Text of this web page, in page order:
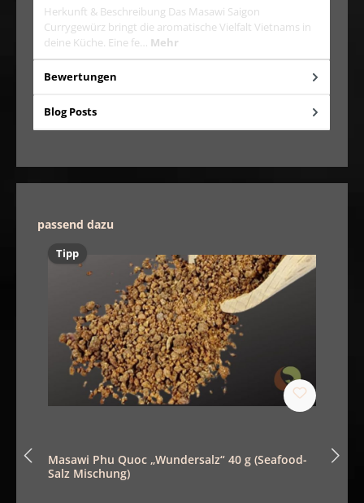
Herkunft & Beschreibung Das Masawi Saigon
Currygewürz bringt die aromatische Vielfalt Vietnams in
deine Küche. Eine fe… Mehr
Bewertungen
Blog Posts
Produktgalerie überspringen
passend dazu
Tipp
Masawi Phu Quoc „Wundersalz“ 40 g (Seafood-
Salz Mischung)